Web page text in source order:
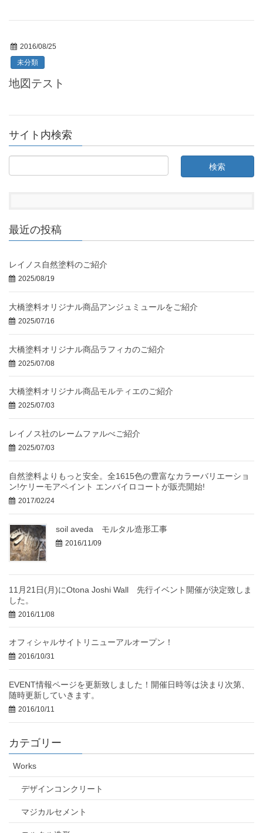
2016/08/25
未分類
地図テスト
サイト内検索
最近の投稿
レイノス自然塗料のご紹介
2025/08/19
大橋塗料オリジナル商品アンジュミュールをご紹介
2025/07/16
大橋塗料オリジナル商品ラフィカのご紹介
2025/07/08
大橋塗料オリジナル商品モルティエのご紹介
2025/07/03
レイノス社のレームファルべご紹介
2025/07/03
自然塗料よりもっと安全。全1615色の豊富なカラーバリエーショ
ン!ケリーモアペイント エンバイロコートが販売開始!
2017/02/24
soil aveda モルタル造形工事
2016/11/09
11月21日(月)にOtona Joshi Wall 先行イベント開催が決定致しま
した。
2016/11/08
オフィシャルサイトリニューアルオープン！
2016/10/31
EVENT情報ページを更新致しました！開催日時等は決まり次第、
随時更新していきます。
2016/10/11
カテゴリー
Works
デザインコンクリート
マジカルセメント